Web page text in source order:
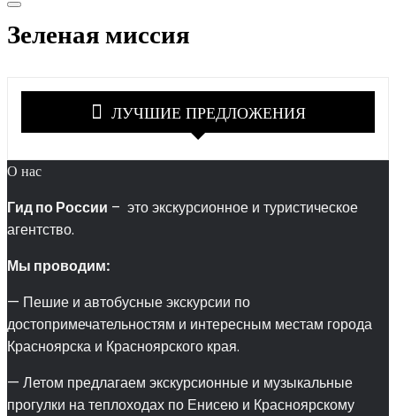
Зеленая миссия
ЛУЧШИЕ ПРЕДЛОЖЕНИЯ
О нас
Гид по России – это экскурсионное и туристическое
агентство.
Мы проводим:
— Пешие и автобусные экскурсии по
достопримечательностям и интересным местам города
Красноярска и Красноярского края.
— Летом предлагаем экскурсионные и музыкальные
прогулки на теплоходах по Енисею и Красноярскому